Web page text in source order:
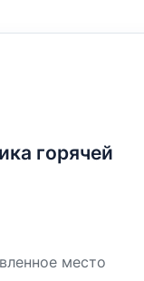
горячей
место